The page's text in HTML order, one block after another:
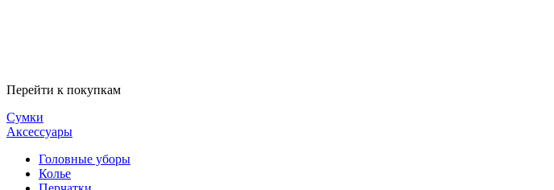
Перейти к покупкам
Сумки
Аксессуары
Головные уборы
Колье